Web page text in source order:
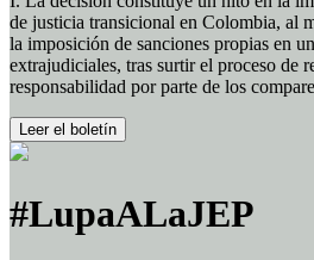
de justicia transicional en Colombia, al
la imposición de sanciones propias en
extrajudiciales, tras surtir el proceso de
responsabilidad por parte de los
Leer el boletín
#LupaALaJEP